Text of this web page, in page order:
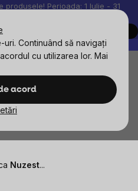
Continuând să navigați
cu utilizarea lor. Mai
acord
produsele! Perioada: 1 Iulie - 31
acum
Produsele noastre sunt
Coş
de
Nuzest...